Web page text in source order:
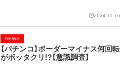
2024.11.16
【パチンコ】ボーダーマイナス何回転
がボッタクリ!?【意識調査】
NEWS